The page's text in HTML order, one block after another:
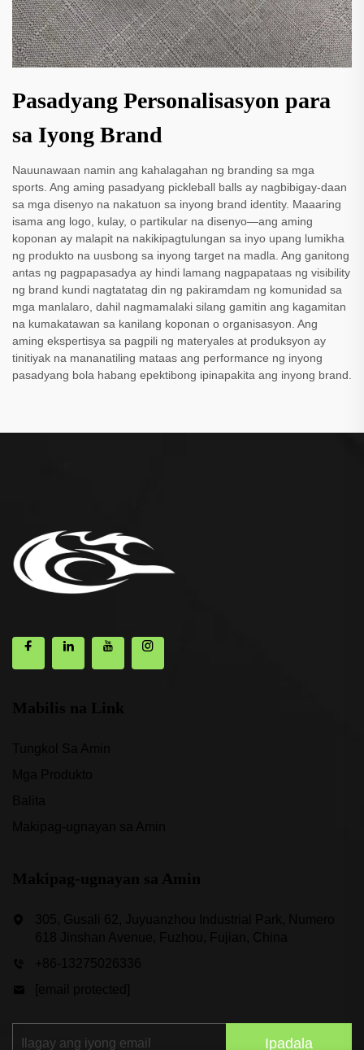
Pasadyang Personalisasyon para
sa Iyong Brand
Nauunawaan namin ang kahalagahan ng branding sa mga
sports. Ang aming pasadyang pickleball balls ay nagbibigay-daan
sa mga disenyo na nakatuon sa inyong brand identity. Maaaring
isama ang logo, kulay, o partikular na disenyo—ang aming
koponan ay malapit na nakikipagtulungan sa inyo upang lumikha
ng produkto na uusbong sa inyong target na madla. Ang ganitong
antas ng pagpapasadya ay hindi lamang nagpapataas ng visibility
ng brand kundi nagtatatag din ng pakiramdam ng komunidad sa
mga manlalaro, dahil nagmamalaki silang gamitin ang kagamitan
na kumakatawan sa kanilang koponan o organisasyon. Ang
aming ekspertisya sa pagpili ng materyales at produksyon ay
tinitiyak na mananatiling mataas ang performance ng inyong
pasadyang bola habang epektibong ipinapakita ang inyong brand.
Ipadala